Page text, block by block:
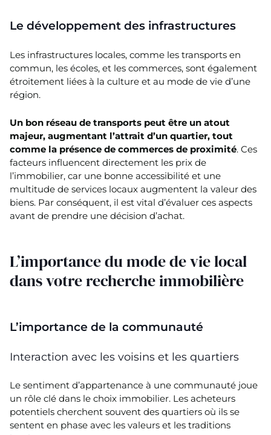
Le développement des infrastructures
Les infrastructures locales, comme les transports en
commun, les écoles, et les commerces, sont également
étroitement liées à la culture et au mode de vie d’une
région.
Un bon réseau de transports peut être un atout
majeur, augmentant l’attrait d’un quartier, tout
comme la présence de commerces de proximité. Ces
facteurs influencent directement les prix de
l’immobilier, car une bonne accessibilité et une
multitude de services locaux augmentent la valeur des
biens. Par conséquent, il est vital d’évaluer ces aspects
avant de prendre une décision d’achat.
L’importance du mode de vie local
dans votre recherche immobilière
L’importance de la communauté
Interaction avec les voisins et les quartiers
Le sentiment d’appartenance à une communauté joue
un rôle clé dans le choix immobilier. Les acheteurs
potentiels cherchent souvent des quartiers où ils se
sentent en phase avec les valeurs et les traditions